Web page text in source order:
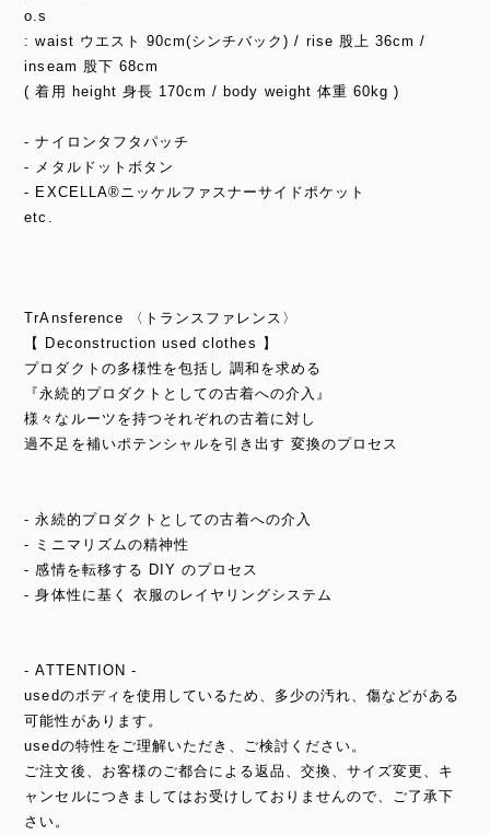
o.s
: waist ウエスト 90cm(シンチバック) / rise 股上 36cm /
inseam 股下 68cm
( 着用 height 身長 170cm / body weight 体重 60kg )
- ナイロンタフタパッチ
- メタルドットボタン
- EXCELLA®ニッケルファスナーサイドポケット
etc.
TrAnsference 〈トランスファレンス〉
【 Deconstruction used clothes 】
プロダクトの多様性を包括し 調和を求める
『永続的プロダクトとしての古着への介入』
様々なルーツを持つそれぞれの古着に対し
過不足を補いポテンシャルを引き出す 変換のプロセス
- 永続的プロダクトとしての古着への介入
- ミニマリズムの精神性
- 感情を転移する DIY のプロセス
- 身体性に基く 衣服のレイヤリングシステム
- ATTENTION -
usedのボディを使用しているため、多少の汚れ、傷などがある
可能性があります。
usedの特性をご理解いただき、ご検討ください。
ご注文後、お客様のご都合による返品、交換、サイズ変更、キ
ャンセルにつきましてはお受けしておりませんので、ご了承下
さい。